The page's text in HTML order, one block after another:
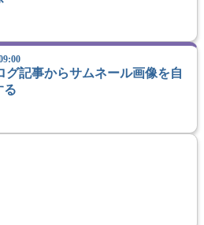
グ記事からサムネール画像を自
る